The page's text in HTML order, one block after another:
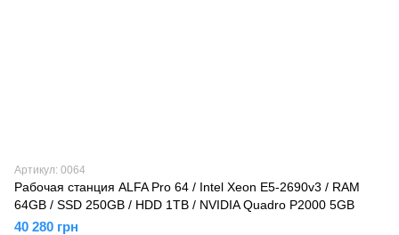
Артикул: 0064
Рабочая станция ALFA Pro 64 / Intel Xeon E5-2690v3 / RAM
64GB / SSD 250GB / HDD 1TB / NVIDIA Quadro P2000 5GB
40 280 грн